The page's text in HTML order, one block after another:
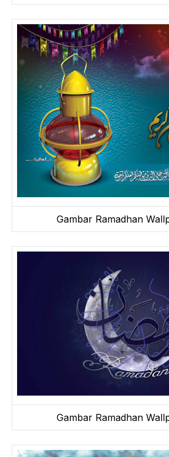
Gambar Ramadhan
Gambar Ramadhan